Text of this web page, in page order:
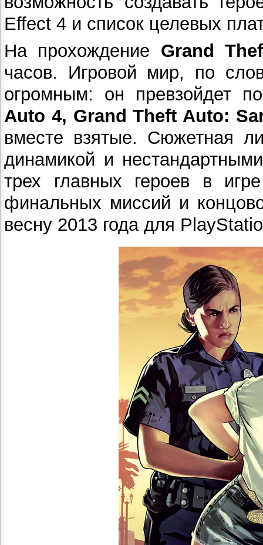
Effect 4 и список целевых
На прохождение Grand
часов. Игровой мир, по
огромным: он превзойдет
Auto 4, Grand Theft Auto:
вместе взятые. Сюжетная
динамикой и
трех главных героев в
финальных миссий и
весну 2013 года для